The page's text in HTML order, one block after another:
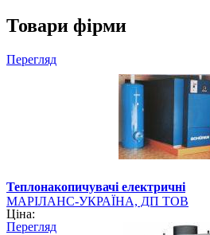
Товари фірми
Перегляд
Теплонакопичувачі електричні
МАРІЛАНС-УКРАЇНА, ДП ТОВ
Ціна:
Перегляд